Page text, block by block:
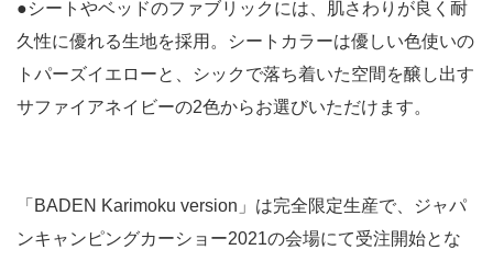
●シートやベッドのファブリックには、肌さわりが良く耐
久性に優れる生地を採用。シートカラーは優しい色使いの
トパーズイエローと、シックで落ち着いた空間を醸し出す
サファイアネイビーの2色からお選びいただけます。
「BADEN Karimoku version」は完全限定生産で、ジャパ
ンキャンピングカーショー2021の会場にて受注開始とな